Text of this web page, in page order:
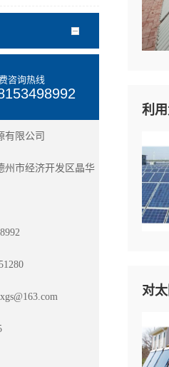
咨询热线
有限公司
州市经济开发区晶华
利
对